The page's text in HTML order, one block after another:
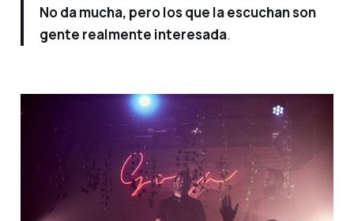
No da mucha, pero los que la escuchan son
gente realmente interesada.